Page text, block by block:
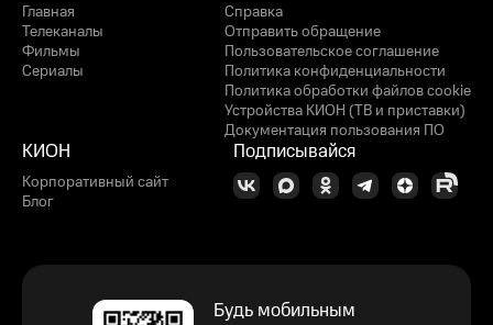
Главная
Телеканалы
Фильмы
Сериалы
Справка
Отправить обращение
Пользовательское соглашение
Политика конфиденциальности
Политика обработки файлов cookie
Устройства КИОН (ТВ и приставки)
Документация пользования ПО
КИОН
Корпоративный сайт
Блог
Подписывайся
Будь мобильным